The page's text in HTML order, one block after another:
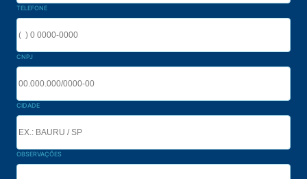
TELEFONE
CNPJ
CIDADE
OBSERVAÇÕES